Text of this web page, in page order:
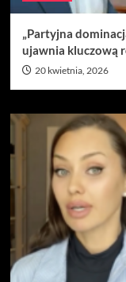
„Partyjna
ujawnia kluczową
20 kwietnia, 2026